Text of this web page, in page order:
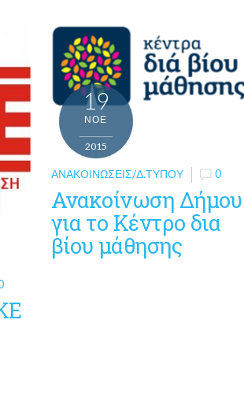
19
ΝΟΈ
2015
ΑΝΑΚΟΙΝΏΣΕΙΣ/Δ.ΤΎΠΟΥ 0
Ανακοίνωση Δήμου
για το Κέντρο δια
βίου μάθησης